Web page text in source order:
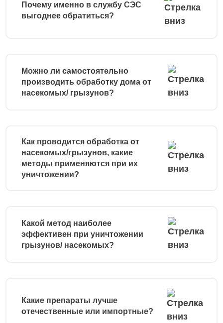
Почему именно в службу СЭС
выгоднее обратиться?
Можно ли самостоятельно
производить обработку дома от
насекомых/ грызунов?
Как проводится обработка от
насекомых/грызунов, какие
методы применяются при их
уничтожении?
Какой метод наиболее
эффективен при уничтожении
грызунов/ насекомых?
Какие препараты лучше
отечественные или импортные?